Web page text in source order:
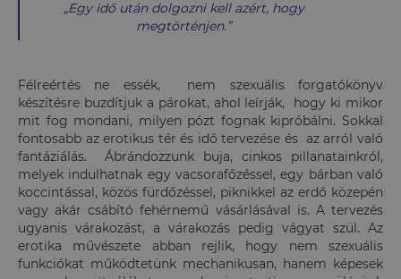
„Egy idő után dolgozni kell azért, hogy
megtörténjen.”
Félreértés ne essék, nem szexuális forgatókönyv
készítésre buzdítjuk a párokat, ahol leírják, hogy ki mikor
mit fog mondani, milyen pózt fognak kipróbálni. Sokkal
fontosabb az erotikus tér és idő tervezése és az arról való
fantáziálás. Ábrándozzunk buja, cinkos pillanatainkról,
melyek indulhatnak egy vacsorafőzéssel, egy bárban való
koccintással, közös fürdőzéssel, piknikkel az erdő közepén
vagy akár csábító fehérnemű vásárlásával is. A tervezés
ugyanis várakozást, a várakozás pedig vágyat szül. Az
erotika művészete abban rejlik, hogy nem szexuális
funkciókat működtetünk mechanikusan, hanem képesek